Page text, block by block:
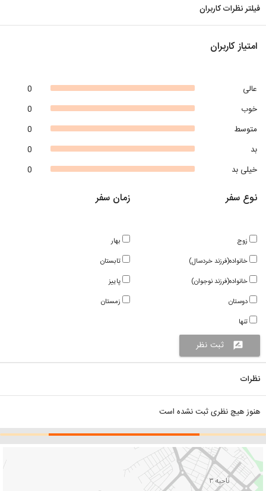
فیلتر نظرات کاربران
امتیاز کاربران
0
عالی
0
خوب
0
متوسط
0
بد
0
خیلی بد
زمان سفر
بهار
تابستان
پاییز
زمستان
نوع سفر
زوج
خانواده(فرزند خردسال)
خانواده(فرزند نوجوان)
دوستان
تنها
rate_review ثبت نظر
نظرات
هنوز هیچ نظری ثبت نشده است